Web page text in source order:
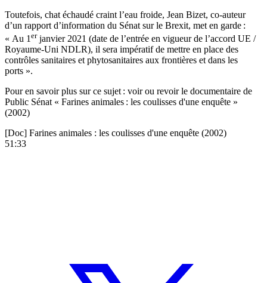
Toutefois, chat échaudé craint l’eau froide, Jean Bizet, co-auteur
d’un rapport d’information du Sénat sur le Brexit, met en garde :
« Au 1 erjanvier 2021 (date de l’entrée en vigueur de l’accord UE /
Royaume-Uni NDLR), il sera impératif de mettre en place des
contrôles sanitaires et phytosanitaires aux frontières et dans les
ports ».
Pour en savoir plus sur ce sujet : voir ou revoir le documentaire de
Public Sénat « Farines animales : les coulisses d'une enquête »
(2002)
[Doc] Farines animales : les coulisses d'une enquête (2002)
51:33